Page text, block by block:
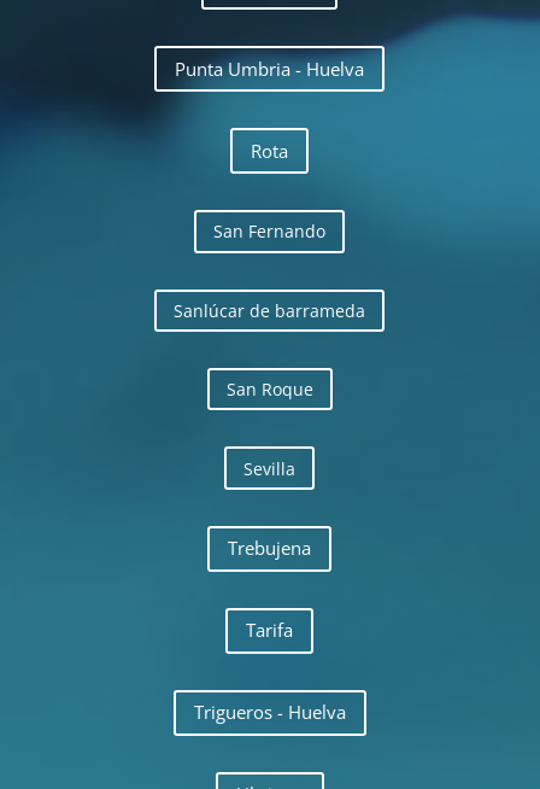
Punta Umbria - Huelva
Rota
San Fernando
Sanlúcar de barrameda
San Roque
Sevilla
Trebujena
Tarifa
Trigueros - Huelva